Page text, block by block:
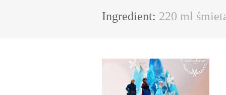
Ingredient: 220 ml